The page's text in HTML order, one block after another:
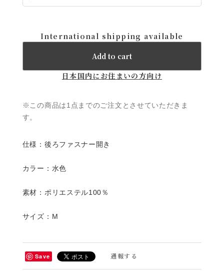
International shipping available
Add to cart
日本国内にお住まいの方向け
※この商品は1点までのご注文とさせていただきま
す。
仕様：後ろファスナー開き
カラー：水色
素材：ポリエステル100％
サイズ：M
Save 通報する